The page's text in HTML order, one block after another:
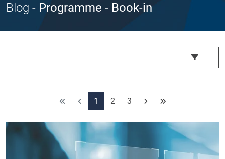
Blog - Programme - Book-in
1 2 3